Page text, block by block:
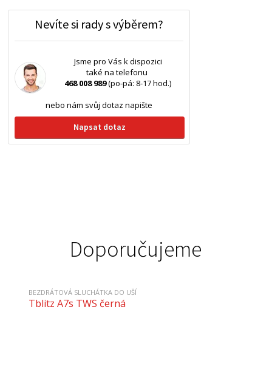
Nevíte si rady s výběrem?
Jsme pro Vás k dispozici
také na telefonu
468 008 989(po-pá: 8-17 hod.)
nebo nám svůj dotaz napište
Napsat dotaz
Doporučujeme
BEZDRÁTOVÁ SLUCHÁTKA DO UŠÍ
Tblitz A7s TWS černá